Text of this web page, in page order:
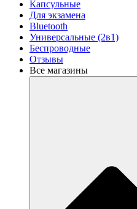
Капсульные
Для экзамена
Bluetooth
Универсальные (2в1)
Беспроводные
Отзывы
Все магазины